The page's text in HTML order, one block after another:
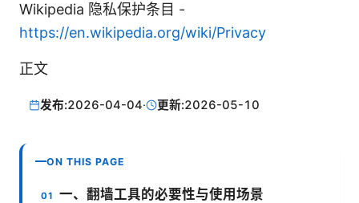
Wikipedia 隐私保护条目 -
https://en.wikipedia.org/wiki/Privacy
正文
发布:2026-04-04· 更新:2026-05-10
ON THIS PAGE
一、翻墙工具的必要性与使用场景